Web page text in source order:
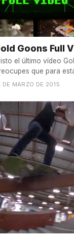
Goons Full
el último vídeo
que para
MARZO DE 2015